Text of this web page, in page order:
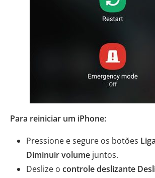
Para reiniciar um iPhone:
Pressione e segure os botões
Diminuir volume juntos.
Deslize o controle deslizante